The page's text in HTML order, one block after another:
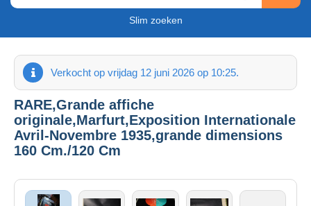
Slim zoeken
Verkocht op vrijdag 12 juni 2026 op 10:25.
RARE,Grande affiche
originale,Marfurt,Exposition Internationale
Avril-Novembre 1935,grande dimensions
160 Cm./120 Cm